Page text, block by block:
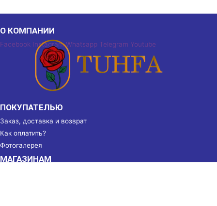
О КОМПАНИИ
Facebook Instagram Whatsapp Telegram Youtube
ПОКУПАТЕЛЬЮ
Заказ, доставка и возврат
Как оплатить?
Фотогалерея
МАГАЗИНАМ